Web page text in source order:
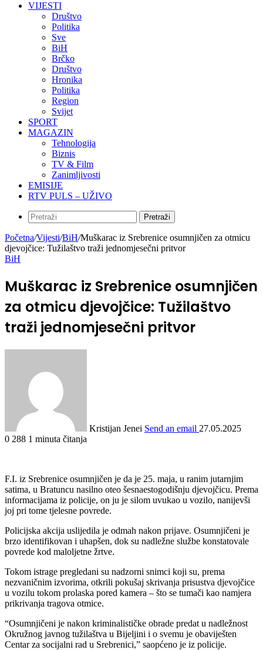
VIJESTI
Društvo
Politika
Sve
BiH
Brčko
Društvo
Hronika
Politika
Region
Svijet
SPORT
MAGAZIN
Tehnologija
Biznis
TV & Film
Zanimljivosti
EMISIJE
RTV PULS – UŽIVO
Pretraži
Početna/Vijesti/BiH/Muškarac iz Srebrenice osumnjičen za otmicu
djevojčice: Tužilaštvo traži jednomjesečni pritvor
BiH
Muškarac iz Srebrenice osumnjičen
za otmicu djevojčice: Tužilaštvo
traži jednomjesečni pritvor
Kristijan Jenei Send an email 27.05.2025
0 288 1 minuta čitanja
F.I. iz Srebrenice osumnjičen je da je 25. maja, u ranim jutarnjim
satima, u Bratuncu nasilno oteo šesnaestogodišnju djevojčicu. Prema
informacijama iz policije, on ju je silom uvukao u vozilo, nanijevši
joj pri tome tjelesne povrede.
Policijska akcija uslijedila je odmah nakon prijave. Osumnjičeni je
brzo identifikovan i uhapšen, dok su nadležne službe konstatovale
povrede kod maloljetne žrtve.
Tokom istrage pregledani su nadzorni snimci koji su, prema
nezvaničnim izvorima, otkrili pokušaj skrivanja prisustva djevojčice
u vozilu tokom prolaska pored kamera – što se tumači kao namjera
prikrivanja tragova otmice.
“Osumnjičeni je nakon kriminalističke obrade predat u nadležnost
Okružnog javnog tužilaštva u Bijeljini i o svemu je obaviješten
Centar za socijalni rad u Srebrenici,” saopćeno je iz policije.